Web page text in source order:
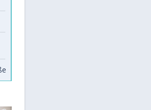
Drohne am
"Fremde Mächte" am
einer Karriere: Senta
im Wandel der Zeit